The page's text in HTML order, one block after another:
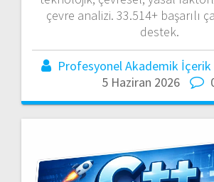
çevre analizi. 33.514+ başarılı
destek.
Profesyonel Akademik
5 Haziran 2026